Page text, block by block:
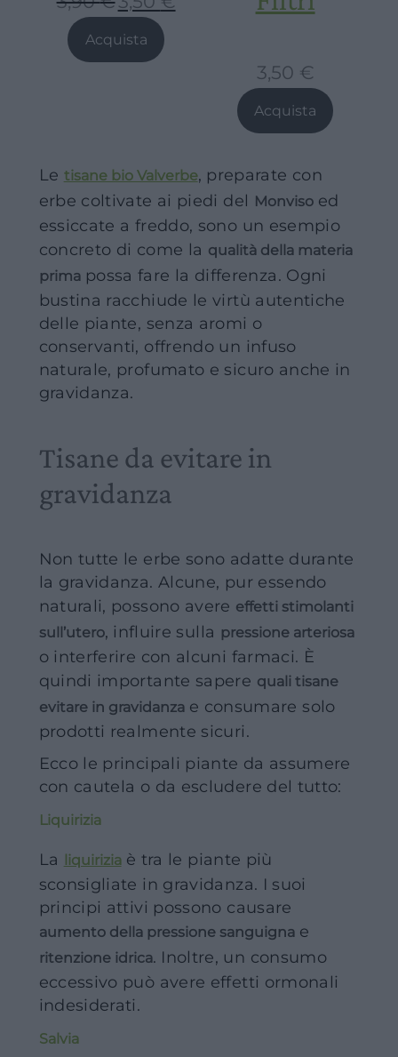
prezzo
originale
Acquista
3,50 €
Acquista
Le tisane bio Valverbe, preparate con
erbe coltivate ai piedi del Monvisoed
essiccate a freddo, sono un esempio
concreto di come la qualità della materia
primapossa fare la differenza. Ogni
bustina racchiude le virtù autentiche
delle piante, senza aromi o
conservanti, offrendo un infuso
naturale, profumato e sicuro anche in
gravidanza.
Tisane da evitare in
gravidanza
Non tutte le erbe sono adatte durante
la gravidanza. Alcune, pur essendo
naturali, possono avere effetti stimolanti
sull’utero, influire sulla pressione arteriosa
o interferire con alcuni farmaci. È
quindi importante sapere quali tisane
evitare in gravidanzae consumare solo
prodotti realmente sicuri.
Ecco le principali piante da assumere
con cautela o da escludere del tutto:
Liquirizia
La liquiriziaè tra le piante più
sconsigliate in gravidanza. I suoi
principi attivi possono causare
aumento della pressione sanguignae
ritenzione idrica. Inoltre, un consumo
eccessivo può avere effetti ormonali
indesiderati.
Salvia